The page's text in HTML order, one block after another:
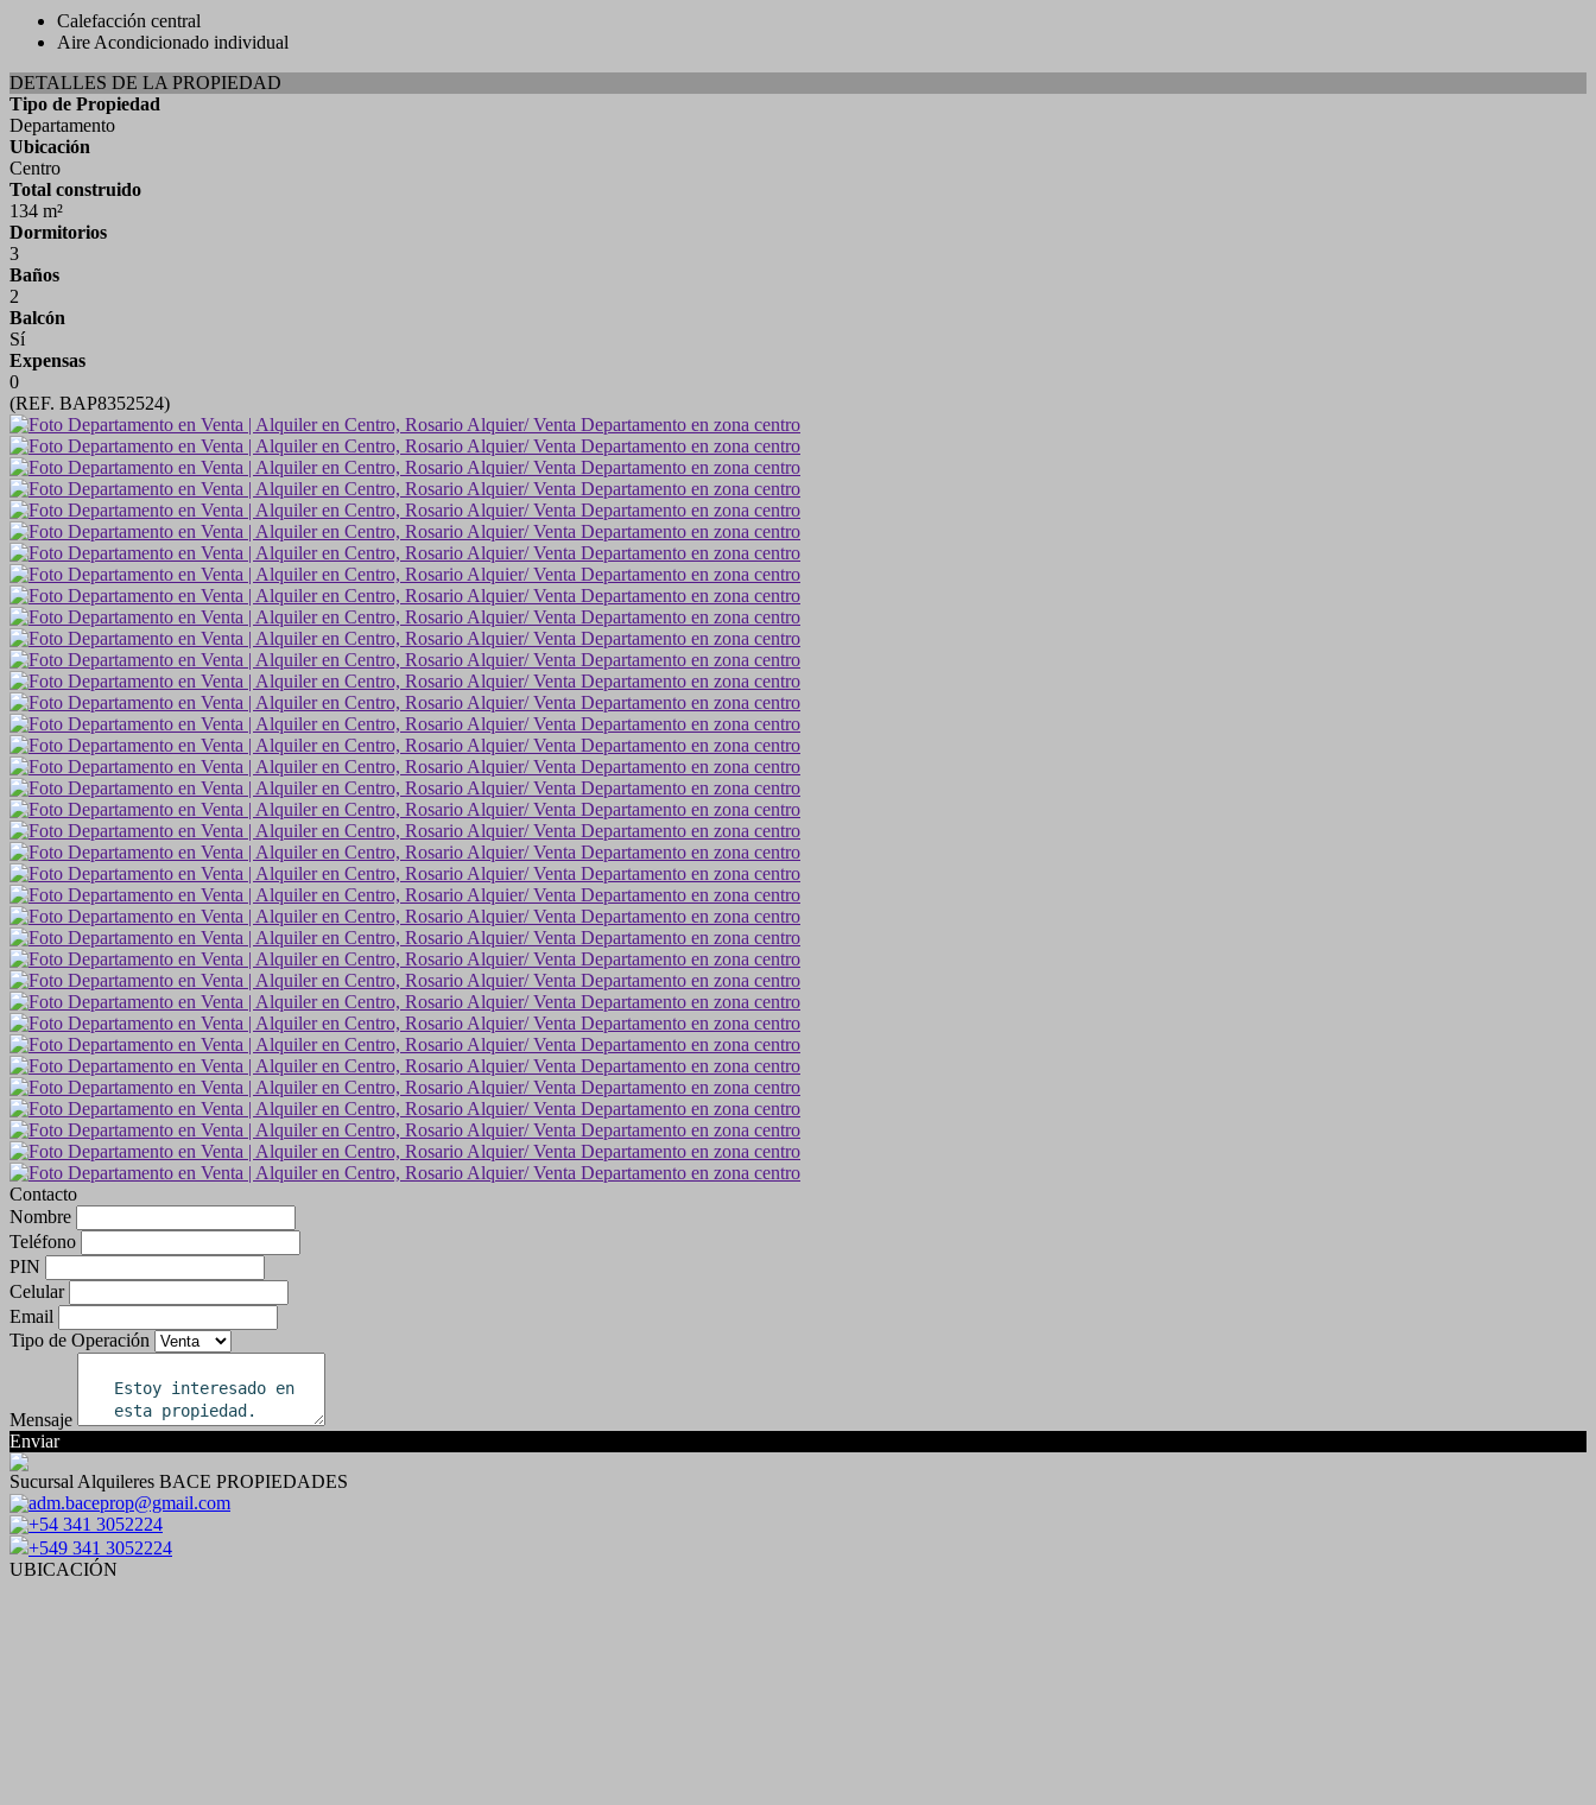
Calefacción central
Aire Acondicionado individual
DETALLES DE LA PROPIEDAD
Tipo de Propiedad
Departamento
Ubicación
Centro
Total construido
134 m²
Dormitorios
3
Baños
2
Balcón
Sí
Expensas
0
(REF. BAP8352524)
Contacto
Nombre
Teléfono
PIN
Celular
Email
Tipo de Operación
Mensaje
Enviar
Sucursal Alquileres BACE PROPIEDADES
adm.baceprop@gmail.com
+54 341 3052224
+549 341 3052224
UBICACIÓN